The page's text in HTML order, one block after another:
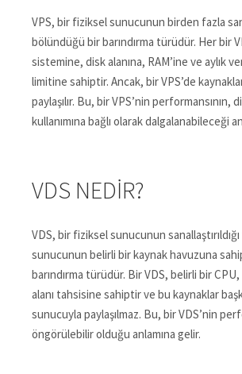
VPS, bir fiziksel sunucunun birden fazla
bölündüğü bir barındırma türüdür. Her bir
sistemine, disk alanına, RAM’ine ve aylık
limitine sahiptir. Ancak, bir VPS’de
paylaşılır. Bu, bir VPS’nin performansının,
kullanımına bağlı olarak dalgalanabileceği
VDS NEDIR?
VDS, bir fiziksel sunucunun
sunucunun belirli bir kaynak havuzuna
barındırma türüdür. Bir VDS, belirli bir
alanı tahsisine sahiptir ve bu kaynaklar
sunucuyla paylaşılmaz. Bu, bir VDS’nin
öngörülebilir olduğu anlamına gelir.